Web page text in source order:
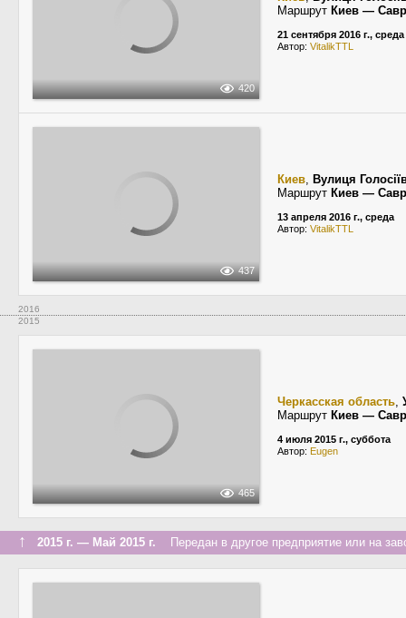
420
Маршрут Киев —
21 сентября 2016 г., среда
Автор: VitalikTTL
437
Киев, Вулиця
Маршрут Киев —
13 апреля 2016 г., среда
Автор: VitalikTTL
2016
2015
465
Черкасская область,
Маршрут Киев —
4 июля 2015 г., суббота
Автор: Eugen
↑ 2015 г. — Май 2015 г. Передан в другое предприятие или на